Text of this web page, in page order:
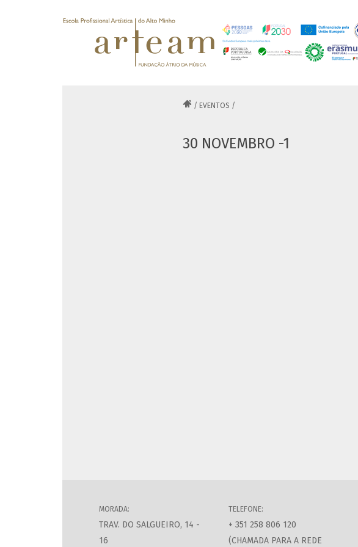
 / EVENTOS /
30 NOVEMBRO -1
MORADA:
TRAV. DO SALGUEIRO, 14 -
16
TELEFONE:
+ 351 258 806 120
(CHAMADA PARA A REDE